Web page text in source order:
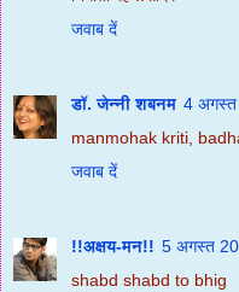
जवाब दें
डॉ. जेन्नी शबनम 4
manmohak kriti,
जवाब दें
!!अक्षय-मन!! 5 अगस्त
shabd shabd to bhig